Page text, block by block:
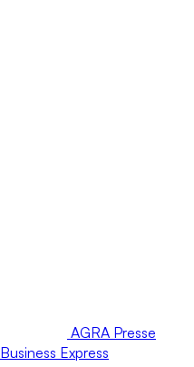
AGRA Presse
Business Express